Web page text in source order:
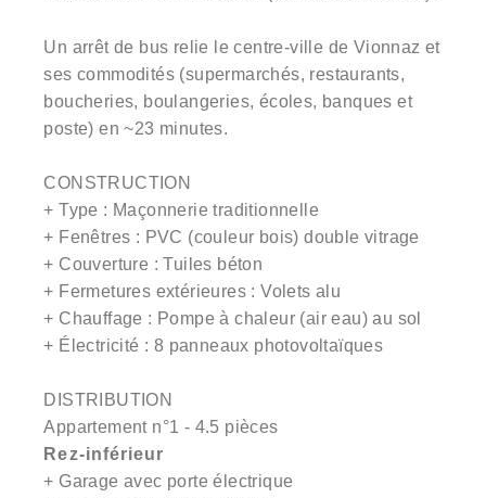
Un arrêt de bus relie le centre-ville de Vionnaz et
ses commodités (supermarchés, restaurants,
boucheries, boulangeries, écoles, banques et
poste) en ~23 minutes.
CONSTRUCTION
+ Type : Maçonnerie traditionnelle
+ Fenêtres : PVC (couleur bois) double vitrage
+ Couverture : Tuiles béton
+ Fermetures extérieures : Volets alu
+ Chauffage : Pompe à chaleur (air eau) au sol
+ Électricité : 8 panneaux photovoltaïques
DISTRIBUTION
Appartement n°1 - 4.5 pièces
Rez-inférieur
+ Garage avec porte électrique